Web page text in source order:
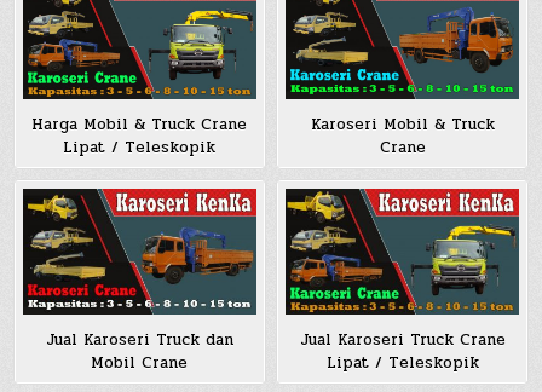
Harga Mobil & Truck Crane
Lipat / Teleskopik
Karoseri Mobil & Truck
Crane
Jual Karoseri Truck dan
Mobil Crane
Jual Karoseri Truck Crane
Lipat / Teleskopik